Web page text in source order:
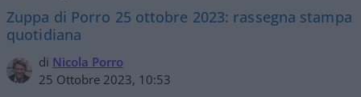
Zuppa di Porro 25 ottobre 2023: rassegna stampa
quotidiana
di Nicola Porro
25 Ottobre 2023, 10:53